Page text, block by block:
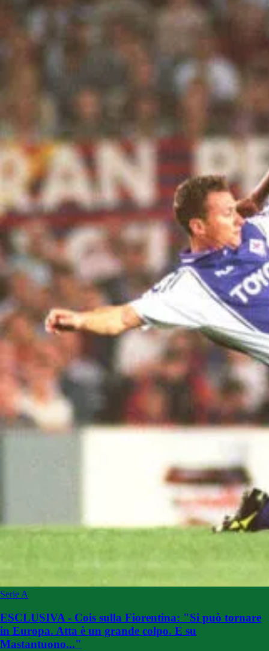
Serie A
ESCLUSIVA - Cois sulla Fiorentina: "Si può tornare
in Europa. Atta è un grande colpo. E su
Mastantuono..."